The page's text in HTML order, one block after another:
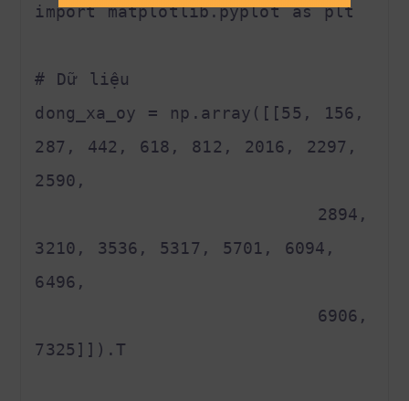
import matplotlib.pyplot as plt
# Dữ liệu
dong_xa_oy = np.array([[55, 156,
287, 442, 618, 812, 2016, 2297,
2590,
3210, 3536, 5317, 5701, 6094,
6496,
7325]]).T